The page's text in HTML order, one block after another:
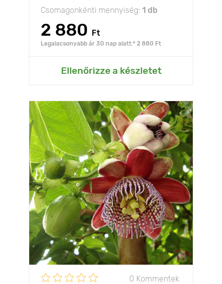
Csomagonkénti mennyiség: 1 db
2 880 Ft
Legalacsonyabb ár 30 nap alatt:* 2 880 Ft
Ellenőrizze a készletet
0 Kommentek